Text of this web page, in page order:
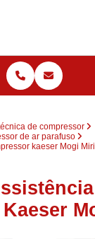
de compressor
de ar parafuso
kaeser Mogi